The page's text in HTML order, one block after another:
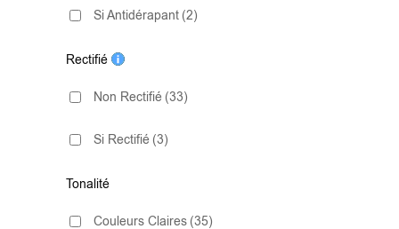
Imitation Pierre (1)
Marbre
Si Antidérapant (2)
Rectifié
Non Rectifié (33)
Si Rectifié (3)
Tonalité
Couleurs Claires (35)